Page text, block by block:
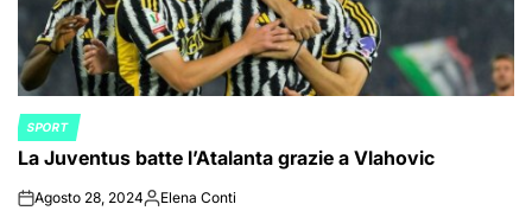
POSTED
IN
SPORT
La Juventus batte l’Atalanta grazie a Vlahovic
onAgosto 28, 2024Posted
Elena Conti